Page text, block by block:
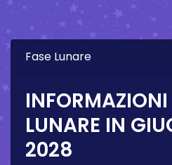
Fase Lunare
INFORMAZIONI
LUNARE IN
2028